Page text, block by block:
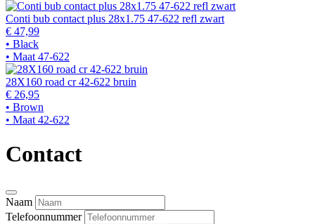
Conti bub contact plus 28x1.75 47-622 refl zwart
€ 47,99
• Black
• Maat 47-622
28X160 road cr 42-622 bruin
€ 26,95
• Brown
• Maat 42-622
Contact
Naam
Telefoonnummer